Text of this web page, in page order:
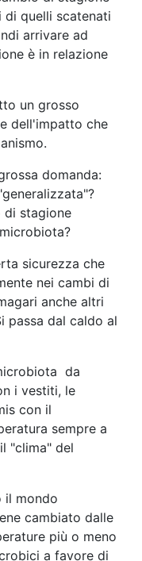
di quelli scatenati
arrivare ad
è in relazione
un grosso
dell'impatto che
domanda:
di stagione
sicurezza che
nei cambi di
anche altri
passa dal caldo al
da
i vestiti, le
con il
sempre a
"clima" del
il mondo
cambiato dalle
più o meno
a favore di